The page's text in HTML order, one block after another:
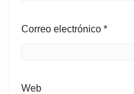
Correo electrónico *
Web